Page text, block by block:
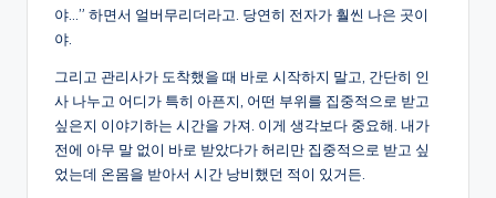
야…” 하면서 얼버무리더라고. 당연히 전자가 훨씬 나은 곳이
야.
그리고 관리사가 도착했을 때 바로 시작하지 말고, 간단히 인
사 나누고 어디가 특히 아픈지, 어떤 부위를 집중적으로 받고
싶은지 이야기하는 시간을 가져. 이게 생각보다 중요해. 내가
전에 아무 말 없이 바로 받았다가 허리만 집중적으로 받고 싶
었는데 온몸을 받아서 시간 낭비했던 적이 있거든.